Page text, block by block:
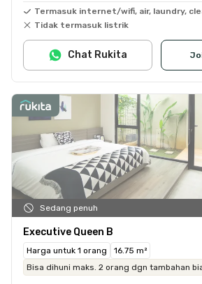
Termasuk internet/wifi, air, laundry,
Tidak termasuk listrik
Chat Rukita
Sedang penuh
Executive Queen B
Harga untuk 1 orang
16.75 m²
Bisa dihuni maks. 2 orang dgn tambahan